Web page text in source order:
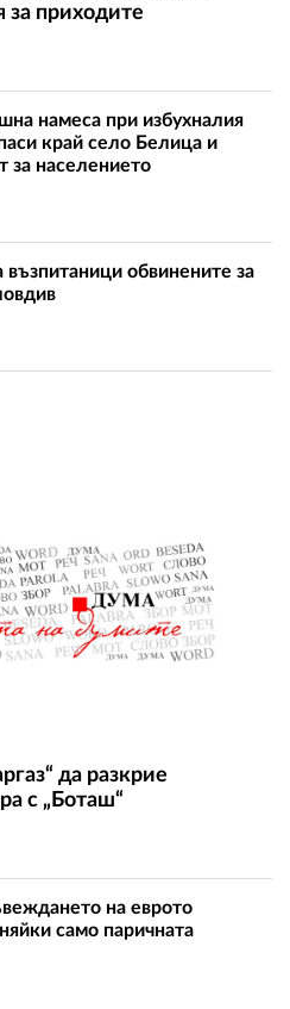
за приходите
намеса при избухналия
край село Белица и
за населението
обвинените за
да разкрие
с „Боташ“
на еврото
само паричната